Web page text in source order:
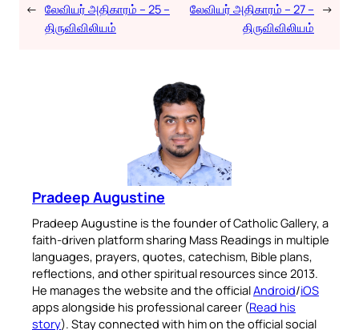
← லேவியர் அதிகாரம் – 25 –
திருவிவிலியம்
லேவியர் அதிகாரம் – 27 –
திருவிவிலியம்
→
Pradeep Augustine
Pradeep Augustine is the founder of Catholic Gallery, a
faith-driven platform sharing Mass Readings in multiple
languages, prayers, quotes, catechism, Bible plans,
reflections, and other spiritual resources since 2013.
He manages the website and the officialAndroid/iOS
apps alongside his professional career (Read his
story). Stay connected with him on the official social